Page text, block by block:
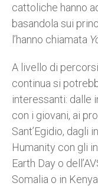
cattoliche hanno
basandola sui
l’hanno chiamata
A livello di
continua si
interessanti: dalle
con i giovani, ai
Sant’Egidio, dagli
Humanity con gli
Earth Day o
Somalia o in